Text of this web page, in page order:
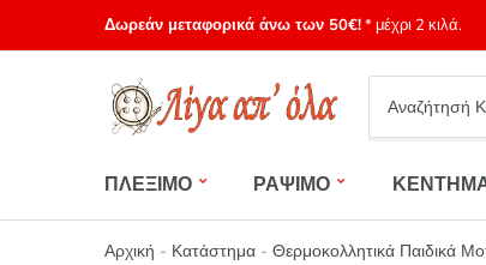
Δωρεάν μεταφορικά άνω των 50€!* μέχρι 2 κιλά.
Category
name
ΠΛΕΞΙΜΟ ΡΑΨΙΜΟ
Αρχική - Κατάστημα - Θερμοκολλητικά Παιδικά